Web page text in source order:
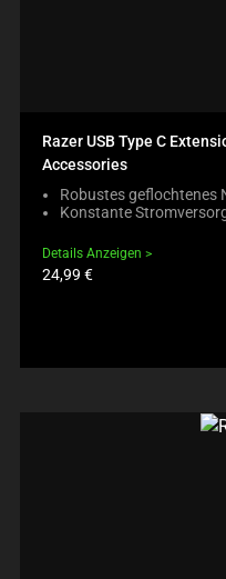
Razer USB Type C
Accessories
Robustes geflochtenes
Konstante
Details Anzeigen
Produktpreis:
24,99 €